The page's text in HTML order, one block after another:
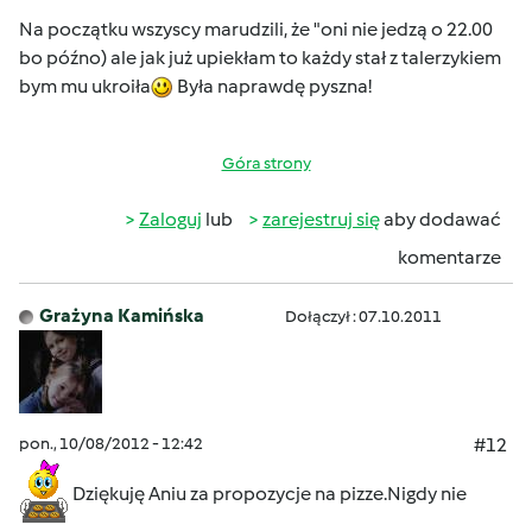
Na początku wszyscy marudzili, że "oni nie jedzą o 22.00
bo późno) ale jak już upiekłam to każdy stał z talerzykiem
bym mu ukroiła
Była naprawdę pyszna!
Góra strony
Zaloguj lub zarejestruj sięaby dodawać
komentarze
Grażyna Kamińska Dołączył : 07.10.2011
pon., 10/08/2012 - 12:42 #12
Dziękuję Aniu za propozycje na pizze.Nigdy nie